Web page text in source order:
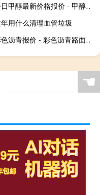
今日甲醇最新价格报价 - 甲醇近期怎么一直涨
用什么清理血管垃圾
彩色沥青报价 - 彩色沥青路面多少钱一平
☚